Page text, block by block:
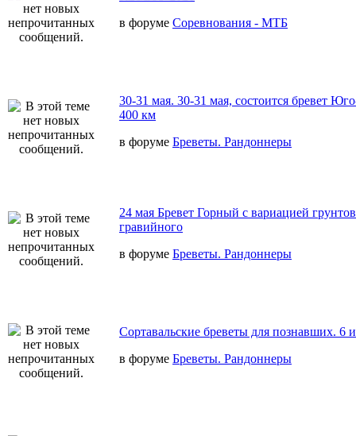
в форуме Соревнования - МТБ
30-31 мая. 30-31 мая, состоится бревет
400 км
в форуме Бреветы. Рандоннеры
24 мая Бревет Горный с вариацией
гравийного
в форуме Бреветы. Рандоннеры
Сортавальские бреветы для познавших. 6
в форуме Бреветы. Рандоннеры